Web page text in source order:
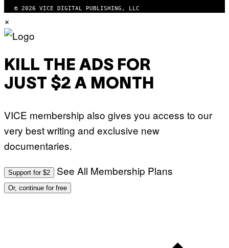
© 2026 VICE DIGITAL PUBLISHING, LLC
×
KILL THE ADS FOR
JUST $2 A MONTH
VICE membership also gives you access to our
very best writing and exclusive new
documentaries.
Support for $2 See All Membership Plans
Or, continue for free